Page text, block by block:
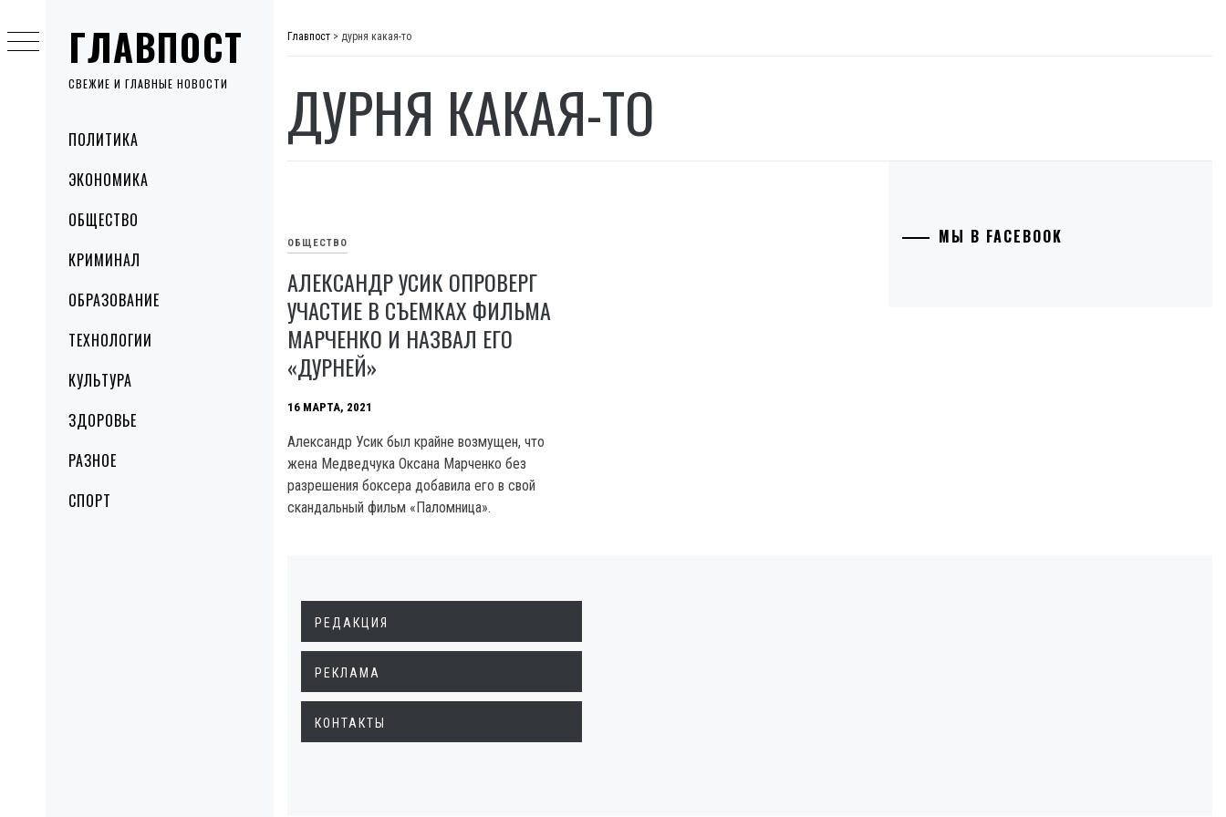
ГЛАВПОСТ
СВЕЖИЕ И ГЛАВНЫЕ НОВОСТИ
MenuПОЛИТИКА
ЭКОНОМИКА
ОБЩЕСТВО
КРИМИНАЛ
ОБРАЗОВАНИЕ
ТЕХНОЛОГИИ
КУЛЬТУРА
ЗДОРОВЬЕ
РАЗНОЕ
СПОРТ
to
content
Главпост > дурня какая-то
ДУРНЯ КАКАЯ-ТО
ОБЩЕСТВО
АЛЕКСАНДР УСИК ОПРОВЕРГ
УЧАСТИЕ В СЪЕМКАХ ФИЛЬМА
МАРЧЕНКО И НАЗВАЛ ЕГО
«ДУРНЕЙ»
16 МАРТА, 2021
Александр Усик был крайне возмущен, что
жена Медведчука Оксана Марченко без
разрешения боксера добавила его в свой
скандальный фильм «Паломница».
МЫ В FACEBOOK
РЕДАКЦИЯ
РЕКЛАМА
КОНТАКТЫ